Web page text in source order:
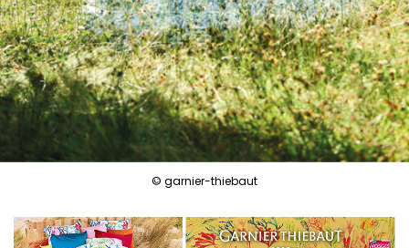
© garnier-thiebaut